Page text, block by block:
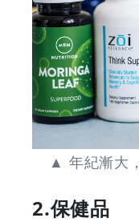
▲ 年紀漸大
2.保健品